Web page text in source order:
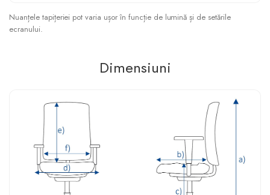
Nuanțele tapițeriei pot varia ușor în funcție de lumină și de setările
ecranului.
Dimensiuni